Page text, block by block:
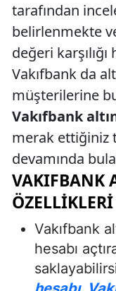
tarafından
belirlenmekte
değeri karşılığı
Vakıfbank da
müşterilerine
Vakıfbank
merak ettiğiniz
devamında
VAKIFBANK
Vakıfbank
hesabı